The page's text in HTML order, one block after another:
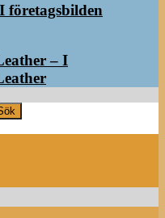
företagsbilden
– I